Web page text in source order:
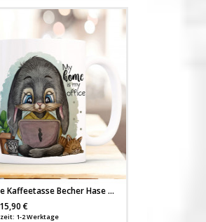
Tasse Kaffeetasse Becher Hase Häschen mit Laptop & Spruch My home is my office Bürotasse Kaffeebecher Teetasse Geschenk ts1196
15,90 €
1-2 Werktage